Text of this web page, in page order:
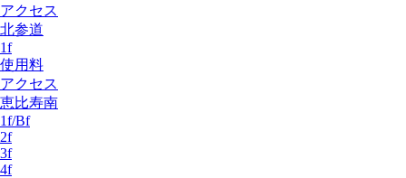
アクセス
北参道
1f
使用料
アクセス
恵比寿南
1f/Bf
2f
3f
4f